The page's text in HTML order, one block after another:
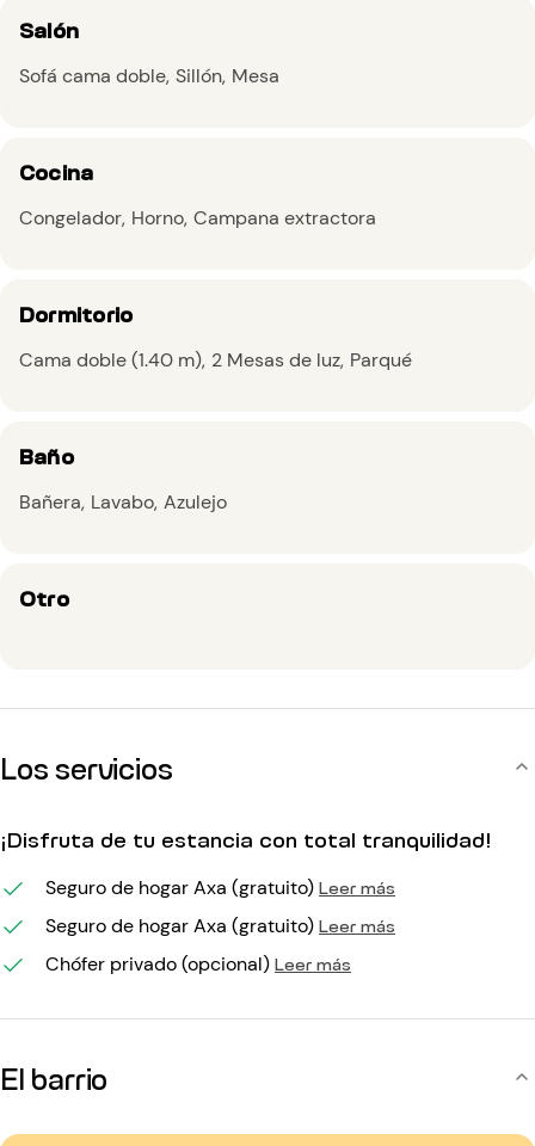
Salón
Sofá cama doble Sillón Mesa
Cocina
Congelador Horno Campana extractora
Dormitorio
Cama doble (1.40 m) 2 Mesas de luz Parqué
Baño
Bañera Lavabo Azulejo
Otro
Los servicios
¡Disfruta de tu estancia con total tranquilidad!
Seguro de hogar Axa (gratuito) Leer más
Seguro de hogar Axa (gratuito) Leer más
Chófer privado (opcional) Leer más
El barrio